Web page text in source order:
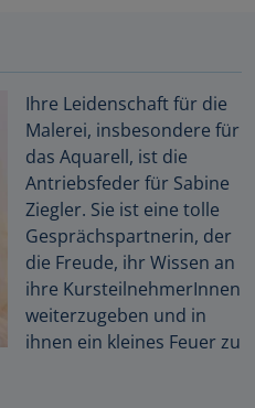
Ihre Leidenschaft für die
Malerei, insbesondere für
das Aquarell, ist die
Antriebsfeder für Sabine
Ziegler. Sie ist eine tolle
Gesprächspartnerin, der
die Freude, ihr Wissen an
ihre KursteilnehmerInnen
weiterzugeben und in
ihnen ein kleines Feuer zu